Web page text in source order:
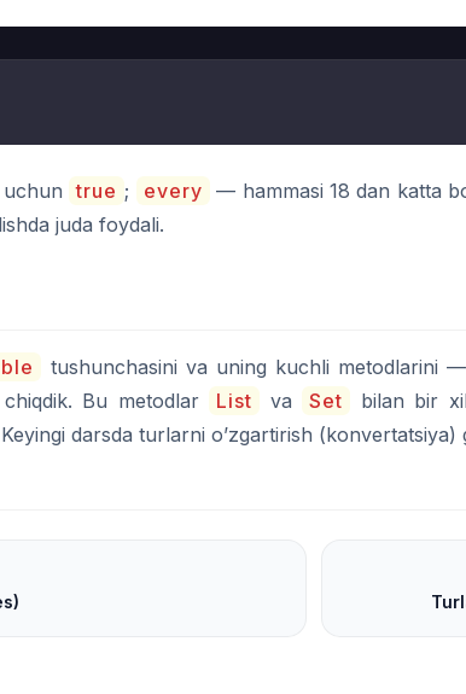
true ; every — hammasi 18 dan katta
juda foydali.
tushunchasini va uning kuchli metodlarini —
Bu metodlar List va Set
bilan bir
darsda turlarni o’zgartirish (konvertatsiya)